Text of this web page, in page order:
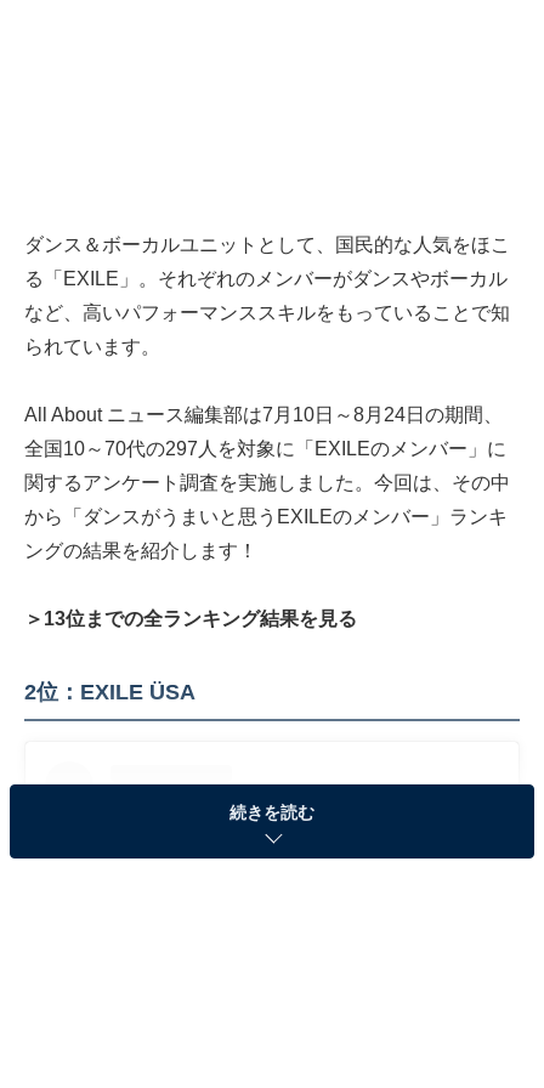
ダンス＆ボーカルユニットとして、国民的な人気をほこ
る「EXILE」。それぞれのメンバーがダンスやボーカル
など、高いパフォーマンススキルをもっていることで知
られています。
All About ニュース編集部は7月10日～8月24日の期間、
全国10～70代の297人を対象に「EXILEのメンバー」に
関するアンケート調査を実施しました。今回は、その中
から「ダンスがうまいと思うEXILEのメンバー」ランキ
ングの結果を紹介します！
＞13位までの全ランキング結果を見る
2位：EXILE ÜSA
続きを読む